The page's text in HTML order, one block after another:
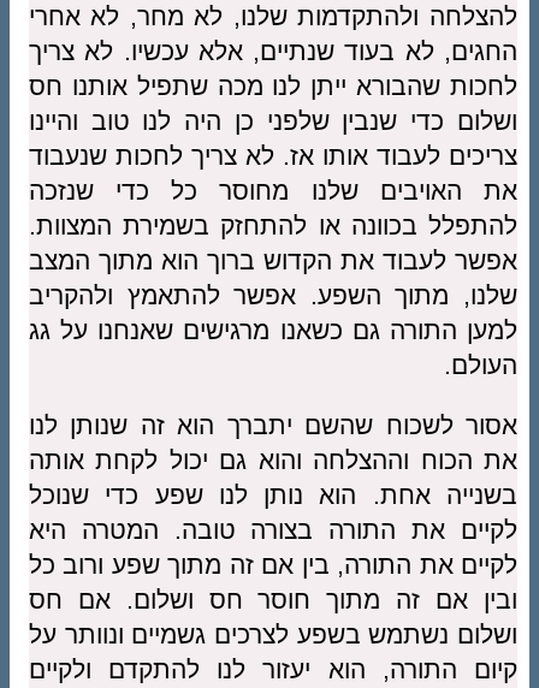
להצלחה ולהתקדמות שלנו, לא מחר, לא אחרי
החגים, לא בעוד שנתיים, אלא עכשיו. לא צריך
לחכות שהבורא ייתן לנו מכה שתפיל אותנו חס
ושלום כדי שנבין שלפני כן היה לנו טוב והיינו
צריכים לעבוד אותו אז. לא צריך לחכות שנעבוד
את האויבים שלנו מחוסר כל כדי שנזכה
להתפלל בכוונה או להתחזק בשמירת המצוות.
אפשר לעבוד את הקדוש ברוך הוא מתוך המצב
שלנו, מתוך השפע. אפשר להתאמץ ולהקריב
למען התורה גם כשאנו מרגישים שאנחנו על גג
העולם.
אסור לשכוח שהשם יתברך הוא זה שנותן לנו
את הכוח וההצלחה והוא גם יכול לקחת אותה
בשנייה אחת. הוא נותן לנו שפע כדי שנוכל
לקיים את התורה בצורה טובה. המטרה היא
לקיים את התורה, בין אם זה מתוך שפע ורוב כל
ובין אם זה מתוך חוסר חס ושלום. אם חס
ושלום נשתמש בשפע לצרכים גשמיים ונוותר על
קיום התורה, הוא יעזור לנו להתקדם ולקיים